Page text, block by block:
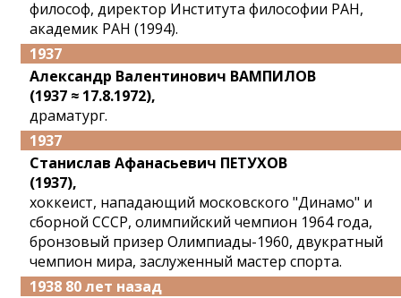
философ, директор Института философии РАН,
академик РАН (1994).
1937
Александр Валентинович ВАМПИЛОВ
(1937 ≈ 17.8.1972),
драматург.
1937
Станислав Афанасьевич ПЕТУХОВ
(1937),
хоккеист, нападающий московского "Динамо" и
сборной СССР, олимпийский чемпион 1964 года,
бронзовый призер Олимпиады-1960, двукратный
чемпион мира, заслуженный мастер спорта.
1938 80 лет назад